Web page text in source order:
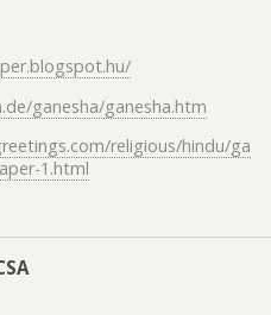
ganesha/ganesha.htm
religious/hindu/ga
1.html